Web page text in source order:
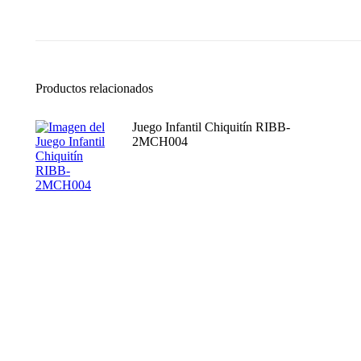
Productos relacionados
Juego Infantil Chiquitín RIBB-
2MCH004